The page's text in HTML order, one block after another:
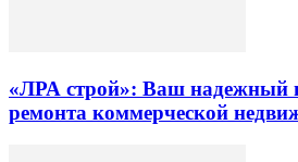
«ЛРА строй»: Ваш надежный
ремонта коммерческой